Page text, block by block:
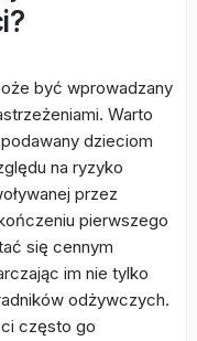
być wprowadzany
Warto
dzieciom
na ryzyko
przez
pierwszego
się cennym
im nie tylko
odżywczych.
często go